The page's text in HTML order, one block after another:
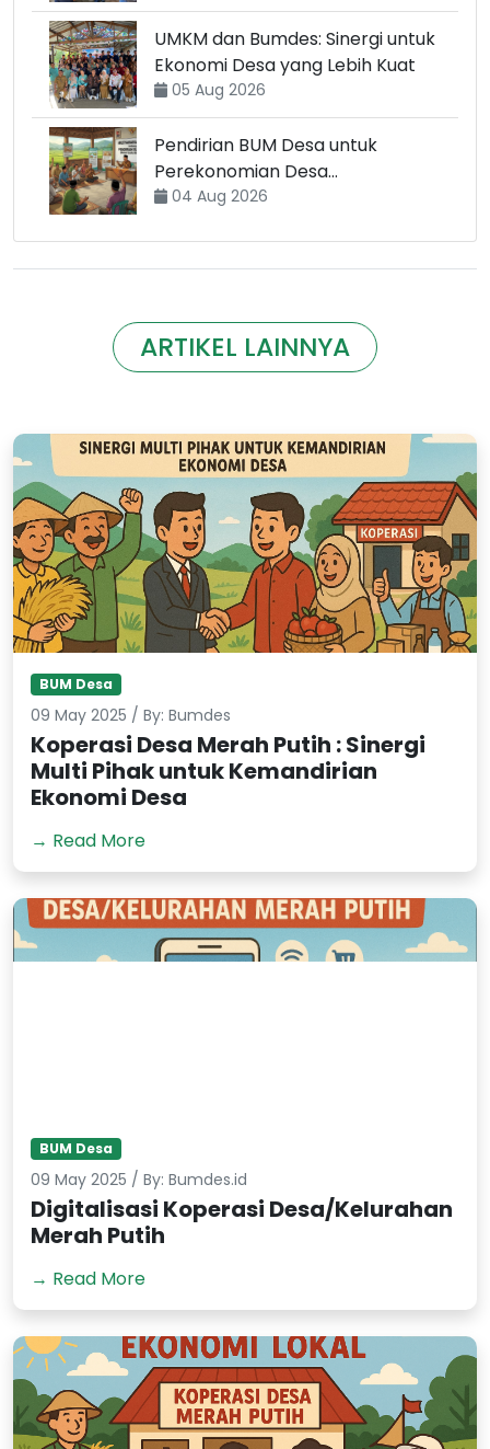
UMKM dan Bumdes: Sinergi untuk
Ekonomi Desa yang Lebih Kuat
05 Aug 2026
Pendirian BUM Desa untuk
Perekonomian Desa
Berkelanjutan
04 Aug 2026
ARTIKEL LAINNYA
BUM Desa
09 May 2025 / By: Bumdes
Koperasi Desa Merah Putih : Sinergi
Multi Pihak untuk Kemandirian
Ekonomi Desa
→ Read More
BUM Desa
09 May 2025 / By: Bumdes.id
Digitalisasi Koperasi Desa/Kelurahan
Merah Putih
→ Read More